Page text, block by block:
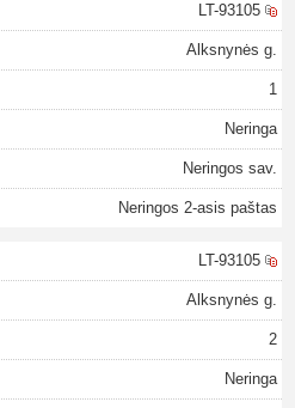
LT-93105
Alksnynės g.
1
Neringa
Neringos sav.
Neringos 2-asis paštas
LT-93105
Alksnynės g.
2
Neringa